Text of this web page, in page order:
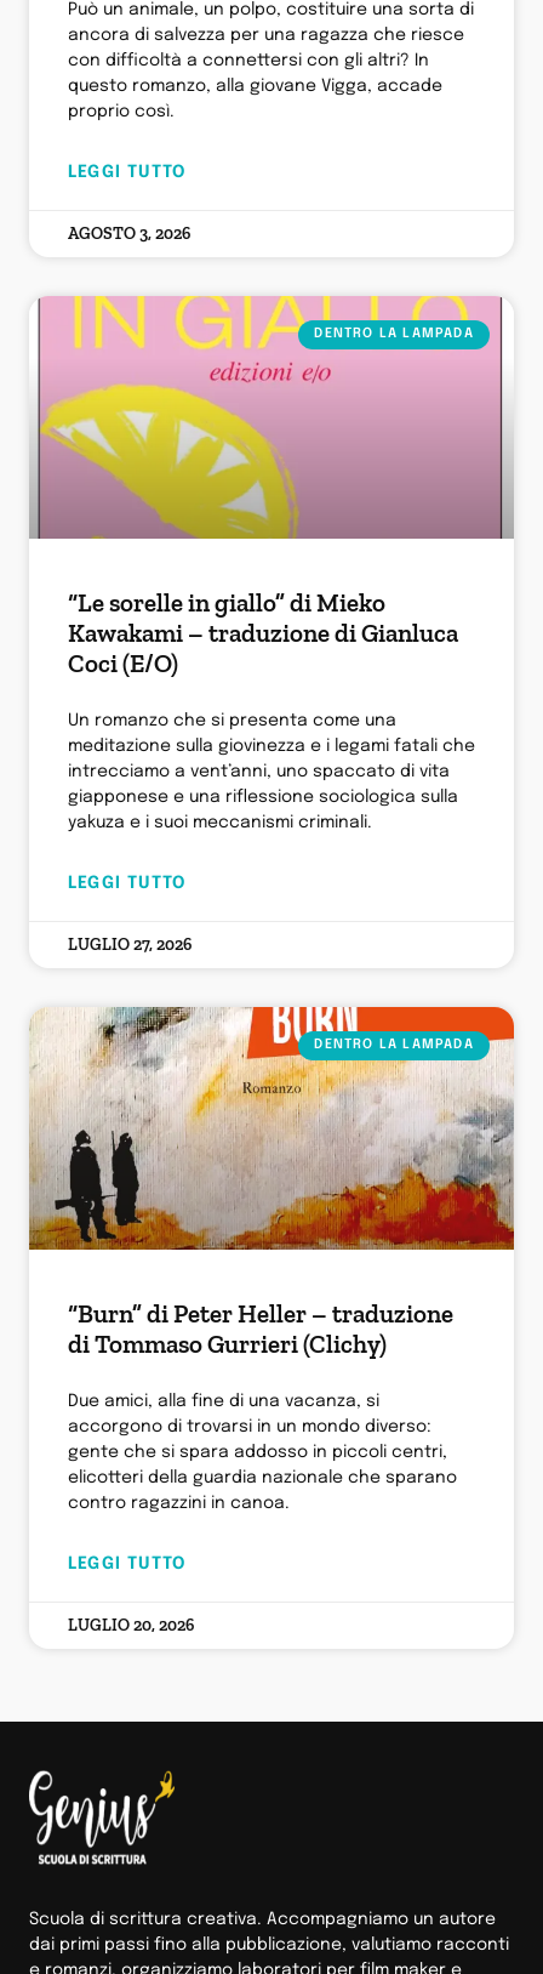
Può un animale, un polpo, costituire una sorta di
ancora di salvezza per una ragazza che riesce
con difficoltà a connettersi con gli altri? In
questo romanzo, alla giovane Vigga, accade
proprio così.
LEGGI TUTTO
AGOSTO 3, 2026
DENTRO LA LAMPADA
“Le sorelle in giallo” di Mieko
Kawakami – traduzione di Gianluca
Coci (E/O)
Un romanzo che si presenta come una
meditazione sulla giovinezza e i legami fatali che
intrecciamo a vent’anni, uno spaccato di vita
giapponese e una riflessione sociologica sulla
yakuza e i suoi meccanismi criminali.
LEGGI TUTTO
LUGLIO 27, 2026
DENTRO LA LAMPADA
“Burn” di Peter Heller – traduzione
di Tommaso Gurrieri (Clichy)
Due amici, alla fine di una vacanza, si
accorgono di trovarsi in un mondo diverso:
gente che si spara addosso in piccoli centri,
elicotteri della guardia nazionale che sparano
contro ragazzini in canoa.
LEGGI TUTTO
LUGLIO 20, 2026
Scuola di scrittura creativa. Accompagniamo un autore
dai primi passi fino alla pubblicazione, valutiamo racconti
e romanzi, organizziamo laboratori per film maker e